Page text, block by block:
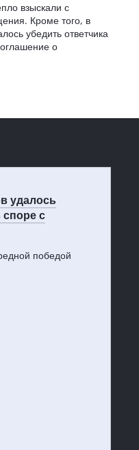
взыскали с
Кроме того, в
убедить ответчика
о
удалось
споре с
победой